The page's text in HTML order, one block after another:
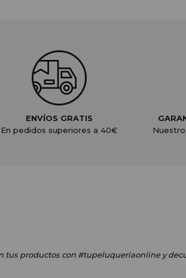
ENVÍOS GRATIS
En pedidos superiores a 40€
tus productoscon #tupeluqueriaonliney